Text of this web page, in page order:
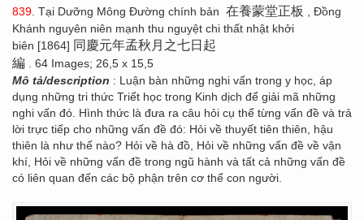
839 . Tại Dưỡng Mông Đường chính bản 在養蒙堂正板
, Đồng
Khánh nguyên niên mạnh thu nguyệt chi thất nhật khởi
biên [1864] 同慶元年孟秋月之七日起
編 . 64 Images; 26,5 x 15,5
Mô tả/description : Luận bàn những nghi vấn trong y học, áp
dụng những tri thức Triết học trong Kinh dịch để giải mã những
nghi vấn đó. Hình thức là đưa ra câu hỏi cụ thể từng vấn đề và trả
lời trực tiếp cho những vấn đề đó: Hỏi về thuyết tiên thiên, hậu
thiên là như thế nào? Hỏi về hà đồ, Hỏi về những vấn đề về vận
khí, Hỏi về những vấn đề trong ngũ hành và tất cả những vấn đề
có liên quan đến các bộ phận trên cơ thể con người.